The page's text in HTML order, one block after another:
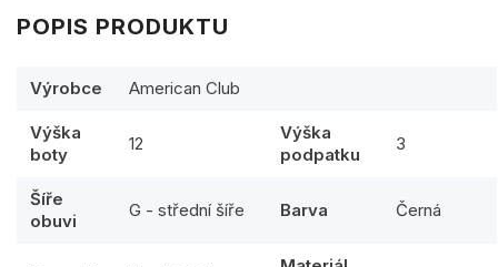
POPIS PRODUKTU
Výrobce American Club
Výška
boty
12
Výška
podpatku
3
Šíře
obuvi
G - střední šíře Barva Černá